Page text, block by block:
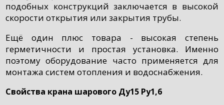
подобных конструкций заключается в высокой
скорости открытия или закрытия трубы.
Ещё один плюс товара - высокая степень
герметичности и простая установка. Именно
поэтому оборудование часто применяется для
монтажа систем отопления и водоснабжения.
Свойства крана шарового Ду15 Ру1,6